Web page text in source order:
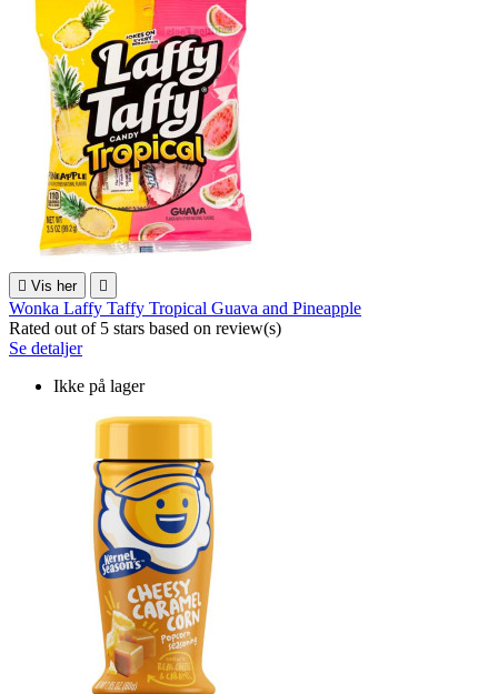
 Vis her 
Wonka Laffy Taffy Tropical Guava and Pineapple
Rated out of 5 stars based on review(s)
Se detaljer
Ikke på lager